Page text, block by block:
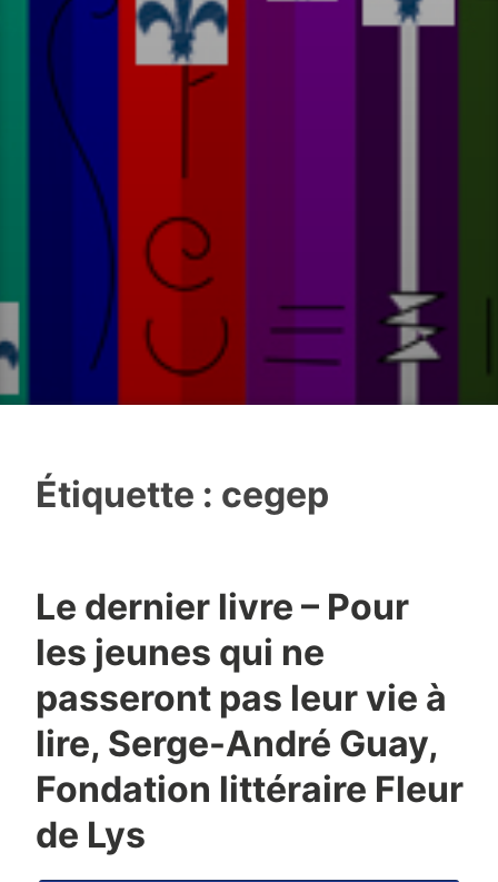
Étiquette : cegep
Le dernier livre – Pour
les jeunes qui ne
passeront pas leur vie à
lire, Serge-André Guay,
Fondation littéraire Fleur
de Lys